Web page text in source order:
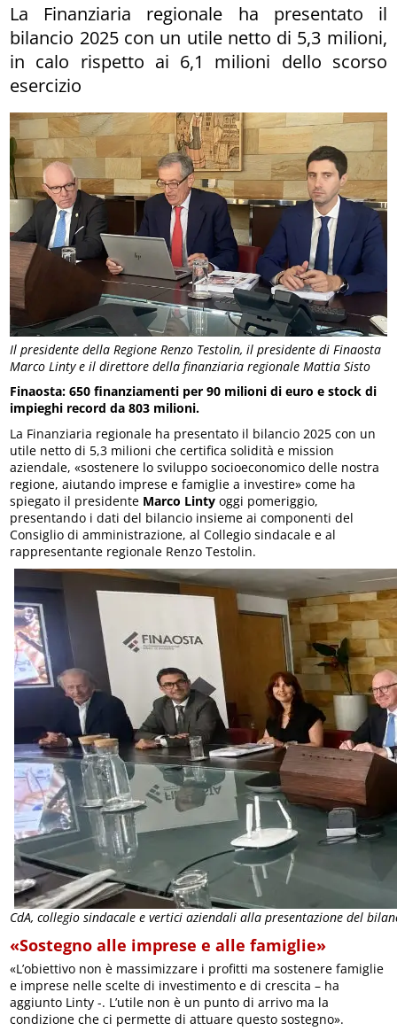
Il presidente della Regione Renzo Testolin, il presidente di Finaosta
Marco Linty e il direttore della finanziaria regionale Mattia Sisto
La Finanziaria regionale ha presentato il
bilancio 2025 con un utile netto di 5,3 milioni,
in calo rispetto ai 6,1 milioni dello scorso
esercizio
Finaosta: 650 finanziamenti per 90 milioni di euro e stock di
impieghi record da 803 milioni.
La Finanziaria regionale ha presentato il bilancio 2025 con un
utile netto di 5,3 milioni che certifica solidità e mission
aziendale, «sostenere lo sviluppo socioeconomico delle nostra
regione, aiutando imprese e famiglie a investire» come ha
spiegato il presidente Marco Linty oggi pomeriggio,
presentando i dati del bilancio insieme ai componenti del
Consiglio di amministrazione, al Collegio sindacale e al
rappresentante regionale Renzo Testolin.
CdA, collegio sindacale e vertici aziendali alla presentazione del
«Sostegno alle imprese e alle famiglie»
«L’obiettivo non è massimizzare i profitti ma sostenere famiglie
e imprese nelle scelte di investimento e di crescita – ha
aggiunto Linty -. L’utile non è un punto di arrivo ma la
condizione che ci permette di attuare questo sostegno».